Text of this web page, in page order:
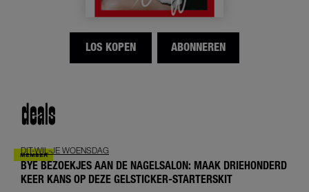
LOS KOPEN ABONNEREN
deals
DIT-WIL-JE WOENSDAG
BYE BEZOEKJES AAN DE NAGELSALON: MAAK DRIEHONDERD
KEER KANS OP DEZE GELSTICKER-STARTERSKIT